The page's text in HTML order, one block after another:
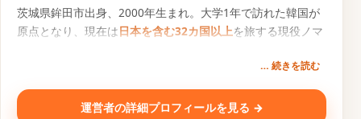
茨城県鉾田市出身、2000年生まれ。大学1年で訪れた韓国が
原点となり、現在は日本を含む32カ国以上を旅する現役ノマ
を」という想いから、旅行クーポン比較サービス『トクた
び』を運営。一次情報にもとづく旅行コンテンツを発信中。
… 続きを読む
運営者の詳細プロフィールを見る →